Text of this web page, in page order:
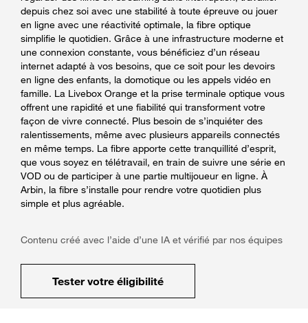
depuis chez soi avec une stabilité à toute épreuve ou jouer
en ligne avec une réactivité optimale, la fibre optique
simplifie le quotidien. Grâce à une infrastructure moderne et
une connexion constante, vous bénéficiez d’un réseau
internet adapté à vos besoins, que ce soit pour les devoirs
en ligne des enfants, la domotique ou les appels vidéo en
famille. La Livebox Orange et la prise terminale optique vous
offrent une rapidité et une fiabilité qui transforment votre
façon de vivre connecté. Plus besoin de s’inquiéter des
ralentissements, même avec plusieurs appareils connectés
en même temps. La fibre apporte cette tranquillité d’esprit,
que vous soyez en télétravail, en train de suivre une série en
VOD ou de participer à une partie multijoueur en ligne. À
Arbin, la fibre s’installe pour rendre votre quotidien plus
simple et plus agréable.
Contenu créé avec l’aide d’une IA et vérifié par nos équipes
Tester votre éligibilité